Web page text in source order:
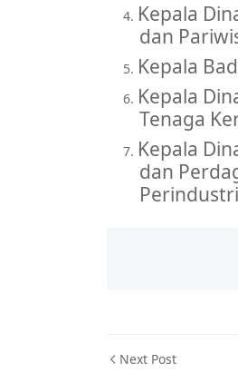
4. Kepala
dan
5. Kepala
6. Kepala
Tenaga
7. Kepala
dan
Next Post